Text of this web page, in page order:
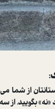
از شما
بگویید. از